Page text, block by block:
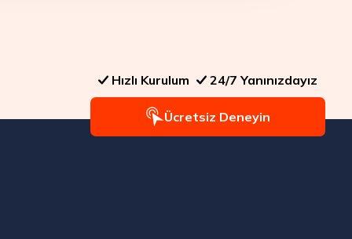
Hızlı Kurulum 24/7 Yanınızdayız
Ücretsiz Deneyin